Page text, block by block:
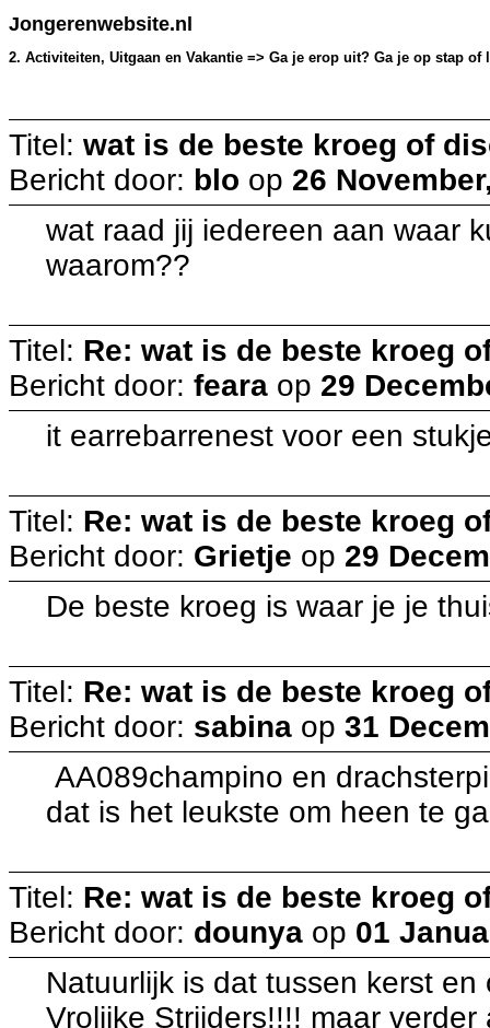
Jongerenwebsite.nl
2. Activiteiten, Uitgaan en Vakantie => Ga je erop uit? Ga je op stap
Titel: wat is de beste kroeg of
Bericht door: blo op 26
wat raad jij iedereen aan waar
waarom??
Titel: Re: wat is de beste kroeg
Bericht door: feara op 29
it earrebarrenest voor een
Titel: Re: wat is de beste kroeg
Bericht door: Grietje op 29
De beste kroeg is waar je je
Titel: Re: wat is de beste kroeg
Bericht door: sabina op 31
AA089champino en
dat is het leukste om heen te
Titel: Re: wat is de beste kroeg
Bericht door: dounya op 01
Natuurlijk is dat tussen kerst
Vrolijke Strijders!!!! maar